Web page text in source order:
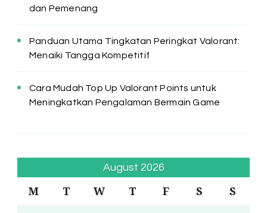
dan Pemenang
Panduan Utama Tingkatan Peringkat Valorant:
Menaiki Tangga Kompetitif
Cara Mudah Top Up Valorant Points untuk
Meningkatkan Pengalaman Bermain Game
August 2026
M T W T F S S